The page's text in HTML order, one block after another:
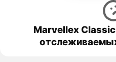
Marvellex Classic